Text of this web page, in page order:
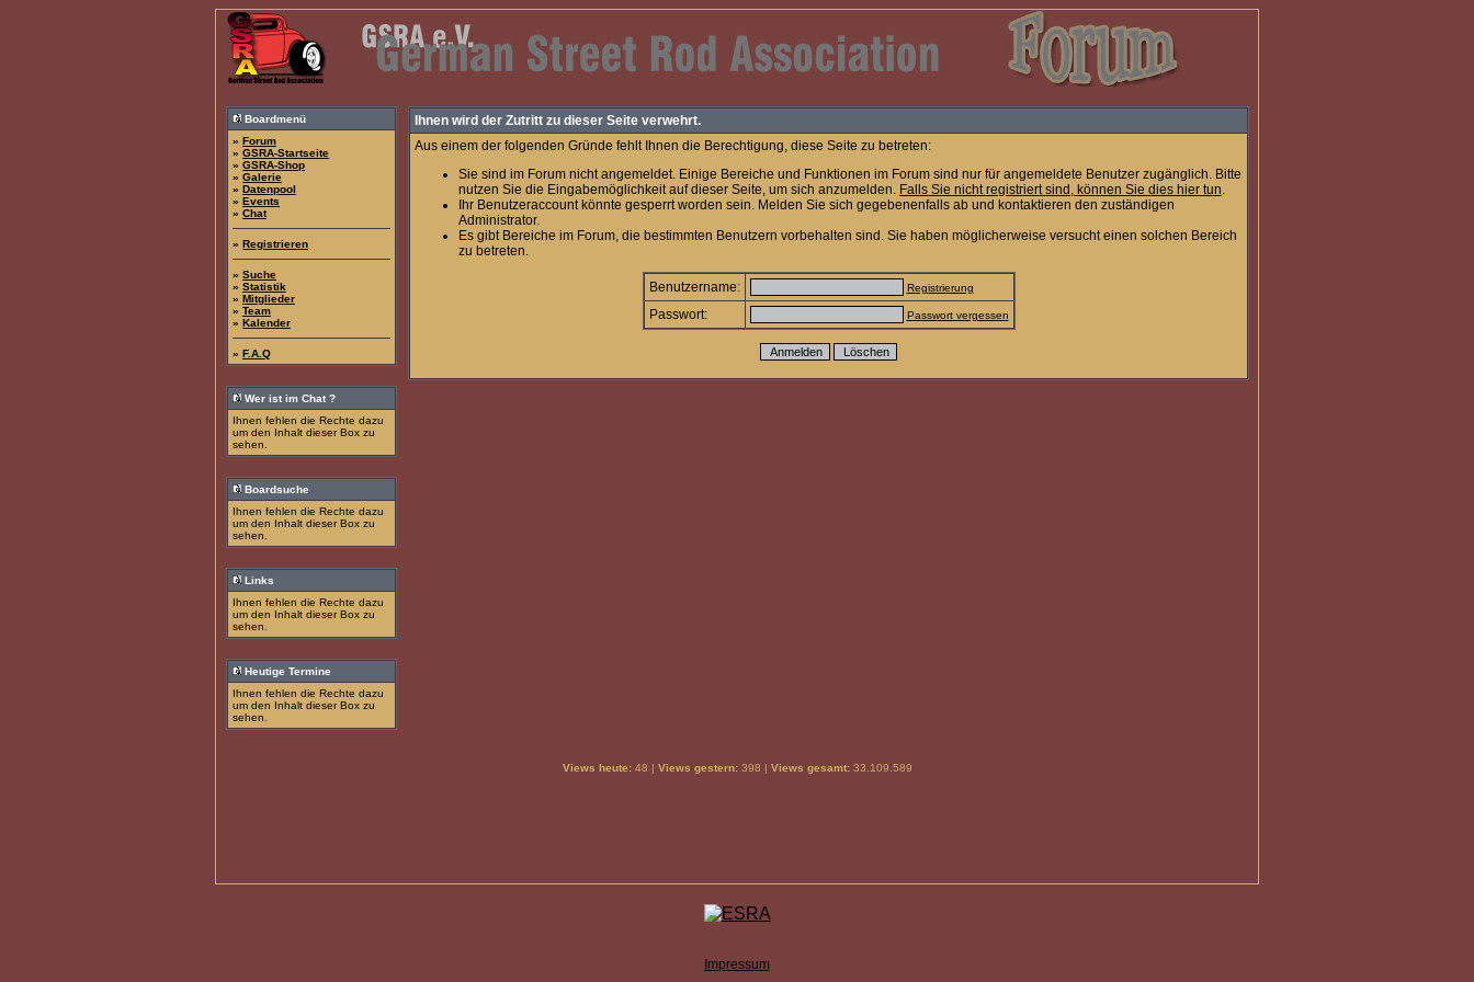
Boardmenü
» Forum
» GSRA-Startseite
» GSRA-Shop
» Galerie
» Datenpool
» Events
» Chat
» Registrieren
» Suche
» Statistik
» Mitglieder
» Team
» Kalender
» F.A.Q
Wer ist im Chat ?
Ihnen fehlen die Rechte dazu
um den Inhalt dieser Box zu
sehen.
Boardsuche
Ihnen fehlen die Rechte dazu
um den Inhalt dieser Box zu
sehen.
Links
Ihnen fehlen die Rechte dazu
um den Inhalt dieser Box zu
sehen.
Heutige Termine
Ihnen fehlen die Rechte dazu
um den Inhalt dieser Box zu
sehen.
Ihnen wird der Zutritt zu dieser Seite verwehrt.
Aus einem der folgenden Gründe fehlt Ihnen die Berechtigung, diese Seite zu betreten:
Sie sind im Forum nicht angemeldet. Einige Bereiche und Funktionen im Forum sind nur für angemeldete Benutzer zugänglich. Bitte
nutzen Sie die Eingabemöglichkeit auf dieser Seite, um sich anzumelden. Falls Sie nicht registriert sind, können Sie dies hier tun.
Ihr Benutzeraccount könnte gesperrt worden sein. Melden Sie sich gegebenenfalls ab und kontaktieren den zuständigen
Administrator.
Es gibt Bereiche im Forum, die bestimmten Benutzern vorbehalten sind. Sie haben möglicherweise versucht einen solchen Bereich
zu betreten.
Benutzername: Registrierung
Passwort: Passwort vergessen
Views heute:48 | Views gestern:398 | Views gesamt:33.109.589
Impressum